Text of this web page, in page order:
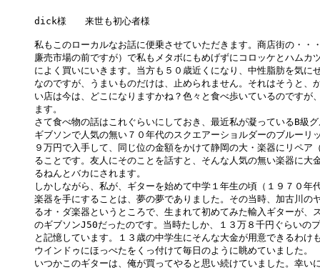
dick様　　来世も初心者様
私もこのローカルなお話に便乗させていただきます。商店街の・・
廉売市場の前ですが）で私もメタボにもめげずにコロッケとハムカ
によく買いにいきます。当方も５０歳近くになり、中性脂肪を気に
なのですが、うまいものだけは、止められません。それはそうと、
い店は今は、どこになりますかね？色々と食べ歩いているのですが
ます。
さて食べ物の話はこれぐらいにしておき、最近私が凝っているB級
ギブソンで人気の無い７０年代のスクエアーショルダーのブルーリ
９万円で入手して、同じ位の金額をかけて静岡の大・楽器にリペア
ることです。友人にそのことを話すと、そんな人気の無い楽器に大
るねんとバカにされます。
しかしながら、私が、ギターを始めて中学１年生の頃（１９７０年
楽器を手にすることは、夢の夢でありました。その当時、加古川の
るオ・ダ楽器というところで、生まれて初めてみた輸入ギターが、
のギブソンJ50だったのです。当時たしか、１３万８千円ぐらいの
と記憶しています。１３歳の中学生にそんな大金が用意できるわけ
ウインドゥにほっぺたをくっ付けて毎日のように眺めていました。
いつかこのギターは、俺が買ってやると思い続けていました。幸い